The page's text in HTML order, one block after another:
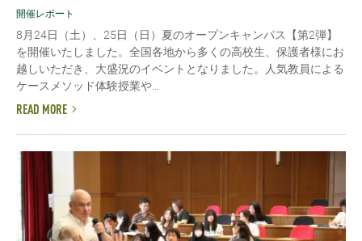
開催レポート
8月24日（土）、25日（日）夏のオープンキャンパス【第2弾】
を開催いたしました。全国各地から多くの高校生、保護者様にお
越しいただき、大盛況のイベントとなりました。人気教員による
ケースメソッド体験授業や...
READ MORE